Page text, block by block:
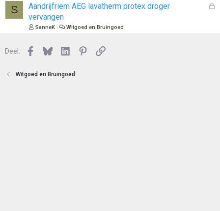
o
S
G
Aandrijfriem AEG lavatherm protex droger
vervangen
SanneK Witgoed en Bruingoed
Deel: Facebook
BlueskyLinkedInPinterest
Link
Witgoed en Bruingoed